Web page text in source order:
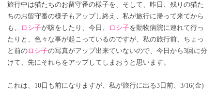
旅行中は猫たちのお留守番の様子を、そして、昨日、残りの猫た
ちのお留守番の様子もアップし終え、私が旅行に帰って来てから
も、
ロシ子が咳をしたり、今日、 ロシ子を動物病院に連れて行っ
たりと、色々な事が起こっているのですが、私の旅行前、ちょっ
と前のロシ子の写真がアップ出来ていないので、今日から3回に分
けて、先にそれらをアップしてしまおうと思います。
これは、10日も前になりますが、私が旅行に出る3日前、3/16(金)